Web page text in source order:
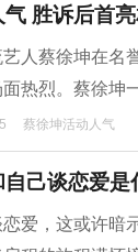
胜诉后首
人蔡徐坤在名
热烈。蔡徐坤
蔡徐坤活动人气
己谈恋爱是
爱，这或许暗